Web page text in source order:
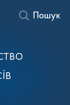
Пошук